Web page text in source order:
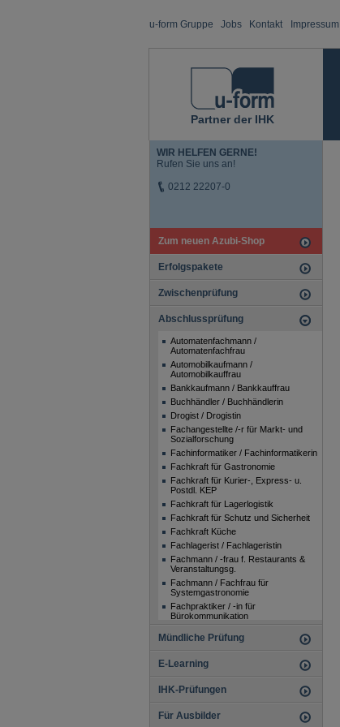
u-form Gruppe Jobs Kontakt Impressum
Partner der IHK
WIR HELFEN GERNE!
Rufen Sie uns an!
0212 22207-0
Zum neuen Azubi-Shop
Erfolgspakete
Zwischenprüfung
Abschlussprüfung
Automatenfachmann /
Automatenfachfrau
Automobilkaufmann /
Automobilkauffrau
Bankkaufmann / Bankkauffrau
Buchhändler / Buchhändlerin
Drogist / Drogistin
Fachangestellte /-r für Markt- und
Sozialforschung
Fachinformatiker / Fachinformatikerin
Fachkraft für Gastronomie
Fachkraft für Kurier-, Express- u.
Postdl. KEP
Fachkraft für Lagerlogistik
Fachkraft für Schutz und Sicherheit
Fachkraft Küche
Fachlagerist / Fachlageristin
Fachmann / -frau f. Restaurants &
Veranstaltungsg.
Fachmann / Fachfrau für
Systemgastronomie
Fachpraktiker / -in für
Bürokommunikation
Büromanagement
Fachpraktiker / Fachpraktikerin im
Verkauf
Fachpraktiker / Fachpraktikerin Küche
(Beikoch)
Fotomedienfachmann /
Mündliche Prüfung
E-Learning
IHK-Prüfungen
Für Ausbilder